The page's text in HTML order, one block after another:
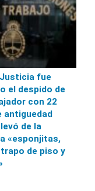
fue
el despido de
con 22
antiguedad
de la
«esponjitas,
de piso y